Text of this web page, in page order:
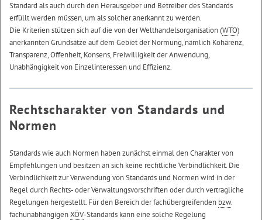
Standard als auch durch den Herausgeber und Betreiber des Standards
erfüllt werden müssen, um als solcher anerkannt zu werden.
Die Kriterien stützen sich auf die von der Welthandelsorganisation (WTO)
anerkannten Grundsätze auf dem Gebiet der Normung, nämlich Kohärenz,
Transparenz, Offenheit, Konsens, Freiwilligkeit der Anwendung,
Unabhängigkeit von Einzelinteressen und Effizienz.
Rechtscharakter von Standards und
Normen
Standards wie auch Normen haben zunächst einmal den Charakter von
Empfehlungen und besitzen an sich keine rechtliche Verbindlichkeit. Die
Verbindlichkeit zur Verwendung von Standards und Normen wird in der
Regel durch Rechts- oder Verwaltungsvorschriften oder durch vertragliche
Regelungen hergestellt. Für den Bereich der fachübergreifenden bzw.
fachunabhängigenXÖV-Standards kann eine solche Regelung